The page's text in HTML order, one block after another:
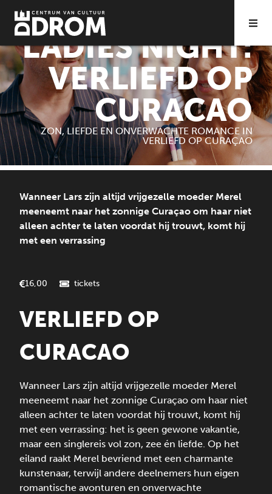
ZA 07|03 20:00
LADIES NIGHT:
VERLIEFD OP
CURACAO
ZON, LIEFDE EN ONVERWACHTE ROMANCE IN
VERLIEFD OP CURAÇAO
Wanneer Lars zijn altijd vrijgezelle moeder Merel
meeneemt naar het zonnige Curaçao om haar niet
alleen achter te laten voordat hij trouwt, komt hij
met een verrassing
16,00 tickets
VERLIEFD OP
CURACAO
Wanneer Lars zijn altijd vrijgezelle moeder Merel
meeneemt naar het zonnige Curaçao om haar niet
alleen achter te laten voordat hij trouwt, komt hij
met een verrassing: het is geen gewone vakantie,
maar een singlereis vol zon, zee én liefde. Op het
eiland raakt Merel bevriend met een charmante
kunstenaar, terwijl andere deelnemers hun eigen
romantische avonturen en onverwachte